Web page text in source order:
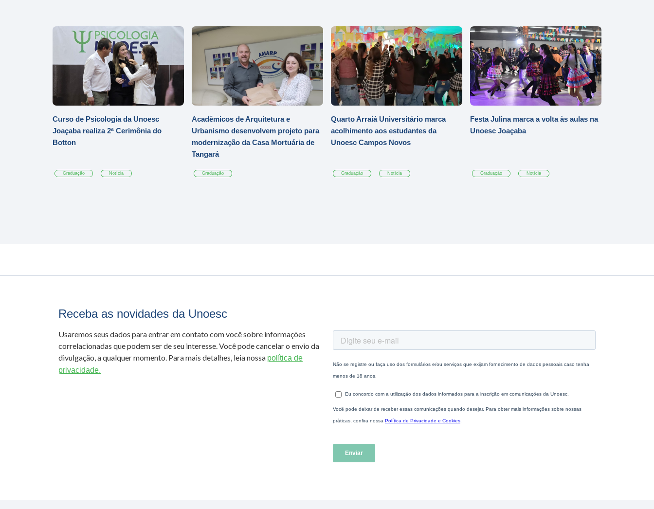
Curso de Psicologia da Unoesc
Joaçaba realiza 2ª Cerimônia do
Botton
Graduação Notícia
Acadêmicos de Arquitetura e
Urbanismo desenvolvem projeto para
modernização da Casa Mortuária de
Tangará
Graduação
Quarto Arraiá Universitário marca
acolhimento aos estudantes da
Unoesc Campos Novos
Graduação Notícia
Festa Julina marca a volta às aulas na
Unoesc Joaçaba
Graduação Notícia
Receba as novidades da Unoesc
Usaremos seus dados para entrar em contato com você sobre informações
correlacionadas que podem ser de seu interesse. Você pode cancelar o envio da
divulgação, a qualquer momento. Para mais detalhes, leia nossa política de
privacidade.